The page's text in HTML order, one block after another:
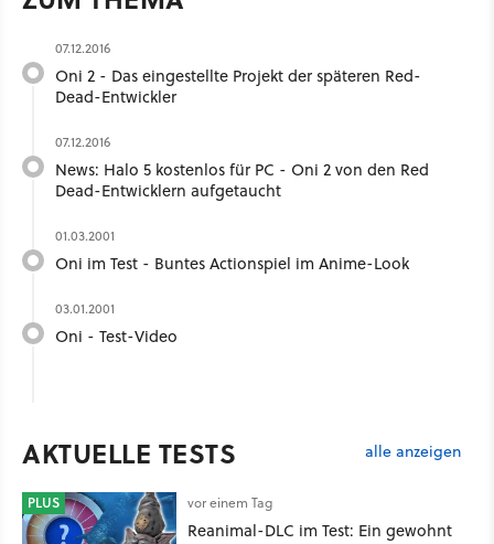
07.12.2016
Oni 2 - Das eingestellte Projekt der späteren Red-
Dead-Entwickler
07.12.2016
News: Halo 5 kostenlos für PC - Oni 2 von den Red
Dead-Entwicklern aufgetaucht
01.03.2001
Oni im Test - Buntes Actionspiel im Anime-Look
03.01.2001
Oni - Test-Video
AKTUELLE TESTS alle anzeigen
PLUS vor einem Tag
Reanimal-DLC im Test: Ein gewohnt